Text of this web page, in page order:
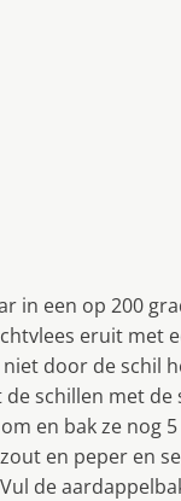
in een op 200
eruit met
door de schil
schillen met de
en bak ze nog
en peper en
de